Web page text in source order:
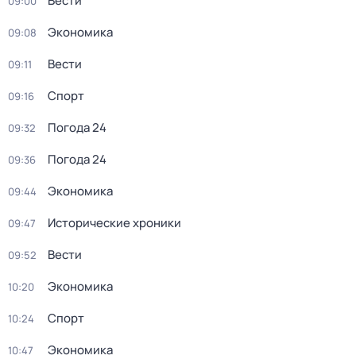
09:08 Экономика
09:11 Вести
09:16 Спорт
09:32 Погода 24
09:36 Погода 24
09:44 Экономика
09:47 Исторические хроники
09:52 Вести
10:20 Экономика
10:24 Спорт
10:47 Экономика